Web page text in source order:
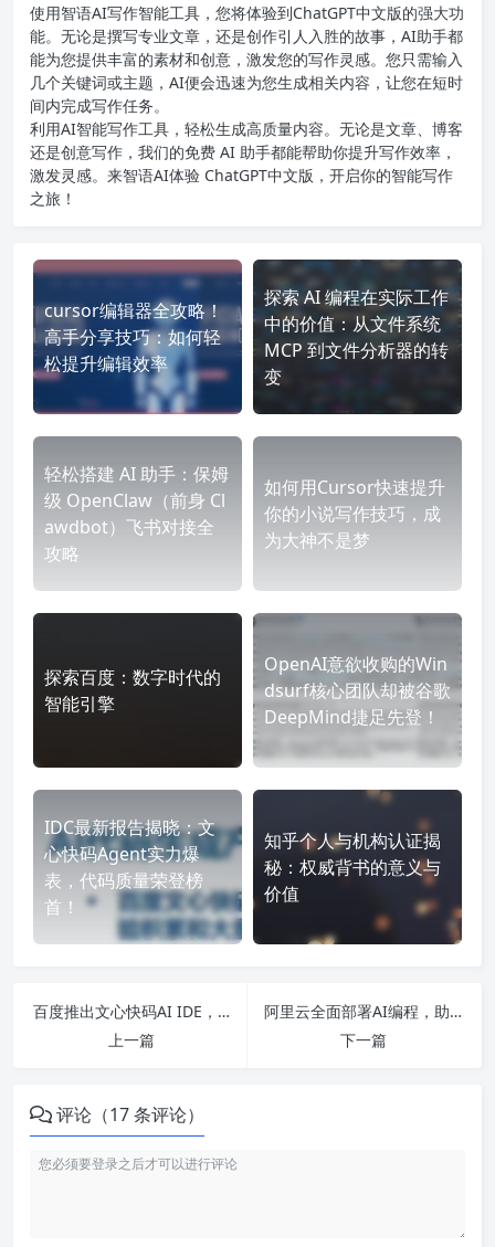
使用智语AI写作智能工具，您将体验到ChatGPT中文版的强大功
能。无论是撰写专业文章，还是创作引人入胜的故事，AI助手都
能为您提供丰富的素材和创意，激发您的写作灵感。您只需输入
几个关键词或主题，AI便会迅速为您生成相关内容，让您在短时
间内完成写作任务。
利用AI智能写作工具，轻松生成高质量内容。无论是文章、博客
还是创意写作，我们的免费 AI 助手都能帮助你提升写作效率，
激发灵感。来智语AI体验 ChatGPT中文版 ，开启你的智能写作
之旅！
cursor编辑器全攻略！
高手分享技巧：如何轻
松提升编辑效率
探索 AI 编程在实际工作
中的价值：从文件系统
MCP 到文件分析器的转
变
轻松搭建 AI 助手：保姆
级 OpenClaw（前身 Cl
awdbot）飞书对接全
攻略
如何用Cursor快速提升
你的小说写作技巧，成
为大神不是梦
探索百度：数字时代的
智能引擎
OpenAI意欲收购的Win
dsurf核心团队却被谷歌
DeepMind捷足先登！
IDC最新报告揭晓：文
心快码Agent实力爆
表，代码质量荣登榜
首！
知乎个人与机构认证揭
秘：权威背书的意义与
价值
百度推出文心快码AI IDE，11岁小学生轻松掌握AI编程技巧！
上一篇
阿里云全面部署AI编程，助力每位程序员拥有专属AI助手！
下一篇
评论（17 条评论）